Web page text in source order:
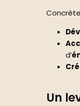
d’
Un